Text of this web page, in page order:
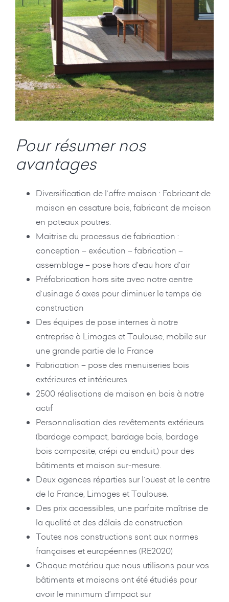
Pour résumer nos
avantages
Diversification de l’offre maison : Fabricant de
maison en ossature bois, fabricant de maison
en poteaux poutres.
Maitrise du processus de fabrication :
conception – exécution – fabrication –
assemblage – pose hors d’eau hors d’air
Préfabrication hors site avec notre centre
d’usinage 6 axes pour diminuer le temps de
construction
Des équipes de pose internes à notre
entreprise à Limoges et Toulouse, mobile sur
une grande partie de la France
Fabrication – pose des menuiseries bois
extérieures et intérieures
2500 réalisations de maison en bois à notre
actif
Personnalisation des revêtements extérieurs
(bardage compact, bardage bois, bardage
bois composite, crépi ou enduit,) pour des
bâtiments et maison sur-mesure.
Deux agences réparties sur l’ouest et le centre
de la France, Limoges et Toulouse.
Des prix accessibles, une parfaite maîtrise de
la qualité et des délais de construction
Toutes nos constructions sont aux normes
françaises et européennes (RE2020)
Chaque matériau que nous utilisons pour vos
bâtiments et maisons ont été étudiés pour
avoir le minimum d’impact sur